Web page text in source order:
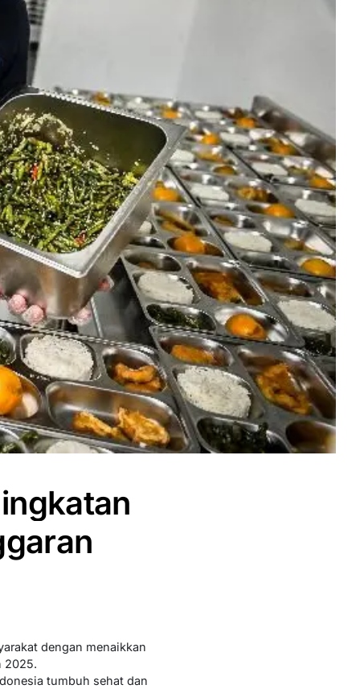
dengan menaikkan
2025.
tumbuh sehat dan